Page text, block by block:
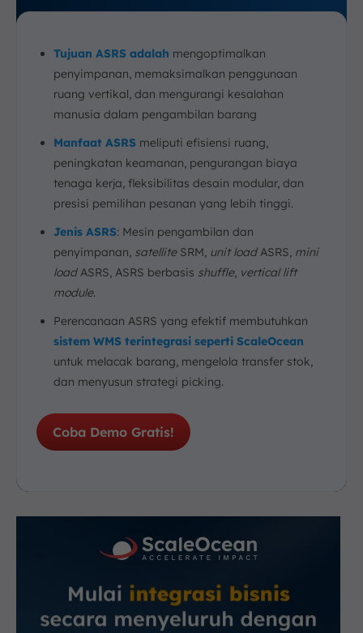
Tujuan ASRS adalah mengoptimalkan
penyimpanan, memaksimalkan penggunaan
ruang vertikal, dan mengurangi kesalahan
manusia dalam pengambilan barang
Manfaat ASRS meliputi efisiensi ruang,
peningkatan keamanan, pengurangan biaya
tenaga kerja, fleksibilitas desain modular, dan
presisi pemilihan pesanan yang lebih tinggi.
Jenis ASRS: Mesin pengambilan dan
penyimpanan, satelliteSRM, unit loadASRS, mini
loadASRS, ASRS berbasis shuffle, vertical lift
module.
Perencanaan ASRS yang efektif membutuhkan
sistem WMS terintegrasi seperti ScaleOcean
untuk melacak barang, mengelola transfer stok,
dan menyusun strategi picking.
Coba Demo Gratis!